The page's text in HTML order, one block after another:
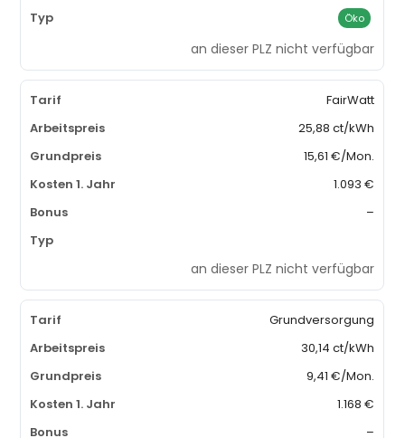
Öko
an dieser PLZ nicht verfügbar
FairWatt
25,88 ct/kWh
15,61 €/Mon.
1.093 €
–
an dieser PLZ nicht verfügbar
Grundversorgung
30,14 ct/kWh
9,41 €/Mon.
1.168 €
–